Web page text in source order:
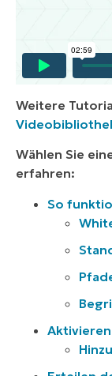
Weitere
Wählen Sie
erfahren:
So